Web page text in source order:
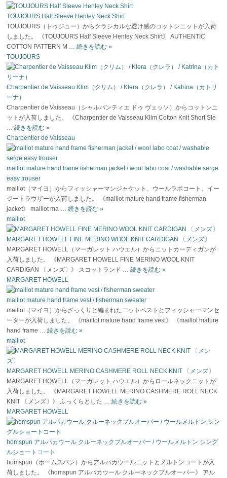
TOUJOURS Half Sleeve Henley Neck Shirt
TOUJOURS（トゥジュー）からクラシカルな透け感のコットンニットが入荷
しました。 《TOUJOURS Half Sleeve Henley Neck Shirt》 AUTHENTIC
COTTON PATTERN M …続きを読む»
TOUJOURS
Charpentier de Vaisseau Klim（クリム） / Klera（クレラ） / Katrina（カトリ
ーナ）
Charpentier de Vaisseau（シャルパンティエ ドゥ ヴェッソ）からコットンニ
ットが入荷しました。 《Charpentier de Vaisseau Klim Cotton Knit Short Sle
…続きを読む»
Charpentier de Vaisseau
maillot mature hand frame fisherman jacket / wool labo coat / washable serge
easy trouser
maillot（マイヨ）からフィッシャーマンジャケット、ウールラボコート、イー
ジートラウザーが入荷しました。 《maillot mature hand frame fisherman
jacket》 maillot ma …続きを読む»
maillot
MARGARET HOWELL FINE MERINO WOOL KNIT CARDIGAN 〔メンズ〕
MARGARET HOWELL（マーガレット ハウエル）からニットカーディガンが
入荷しました。 《MARGARET HOWELL FINE MERINO WOOL KNIT
CARDIGAN 〔メンズ〕》 スコットランド …続きを読む»
MARGARET HOWELL
maillot mature hand frame vest / fisherman sweater
maillot（マイヨ）からざっくりと編まれたニットベストとフィッシャーマンセ
ーターが入荷しました。 《maillot mature hand frame vest》 《maillot mature
hand frame …続きを読む»
maillot
MARGARET HOWELL MERINO CASHMERE ROLL NECK KNIT 〔メンズ〕
MARGARET HOWELL（マーガレット ハウエル）からロールネックニットが
入荷しました。 《MARGARET HOWELL MERINO CASHMERE ROLL NECK
KNIT 〔メンズ〕》 ふっくらとした …続きを読む»
MARGARET HOWELL
homspun アルパカウール クルーネックプルオーバー / ウールメルトン シング
ルショートコート
homspun（ホームスパン）からアルパカウールニットとメルトンコートが入
荷しました。 《homspun アルパカウール クルーネックプルオーバー》 アル